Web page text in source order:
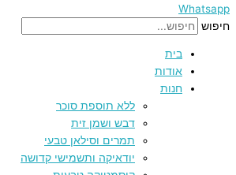
Whatsapp
חיפוש
בית
אודות
חנות
ללא תוספת סוכר
דבש ושמן זית
תמרים וסילאן טבעי
יודאיקה ותשמישי קדושה